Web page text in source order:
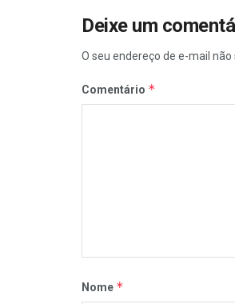
Deixe um
O seu endereço de e-mail não
Comentário *
Nome *